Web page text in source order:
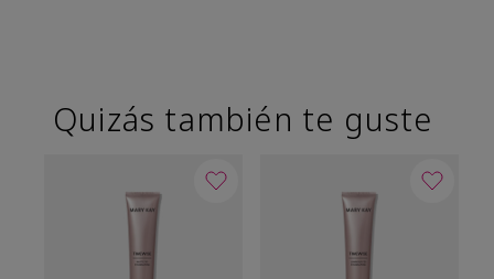
Quizás también te guste